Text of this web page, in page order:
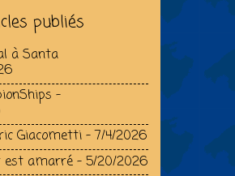
publiés
à Santa
–
Giacometti - 7/4/2026
est amarré - 5/20/2026